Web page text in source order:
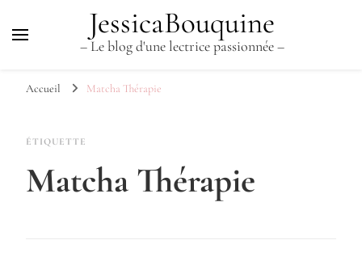
JessicaBouquine
– Le blog d'une lectrice passionnée –
Accueil Matcha Thérapie
ÉTIQUETTE
Matcha Thérapie